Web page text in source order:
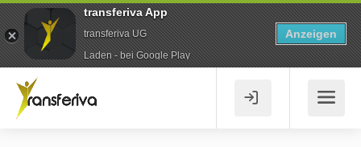
transferiva App
transferiva UG
Laden - bei Google Play
Anzeigen